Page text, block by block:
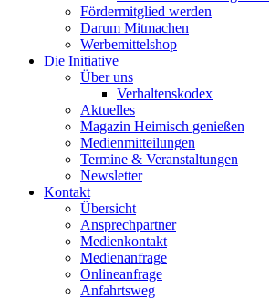
Fördermitglied werden
Darum Mitmachen
Werbemittelshop
Die Initiative
Über uns
Verhaltenskodex
Aktuelles
Magazin Heimisch genießen
Medienmitteilungen
Termine & Veranstaltungen
Newsletter
Kontakt
Übersicht
Ansprechpartner
Medienkontakt
Medienanfrage
Onlineanfrage
Anfahrtsweg